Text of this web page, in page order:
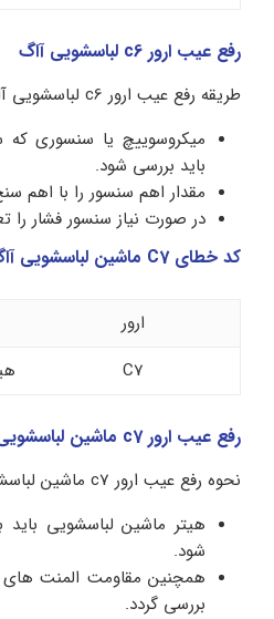
رفع عیب ارور c6 لباسشویی آاگ
طریقه رفع عیب ارور c6 لباسشویی آاگ به قرار زیر است:
میکروسوییچ یا سنسوری
باید بررسی شود.
مقدار اهم سنسور را با اهم
در صورت نیاز سنسور فشار را
کد خطای C7 ماشین لباسشویی آاگ
ارور
C7
رفع عیب ارور c7 ماشین لباسشویی آاگ
نحوه رفع عیب ارور c7 ماشین لباسشویی آاگ به شرح زیر است:
هیتر ماشین لباسشویی
شود.
همچنین مقاومت المنت های
بررسی گردد.